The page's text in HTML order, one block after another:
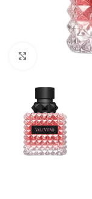
CLICK TO